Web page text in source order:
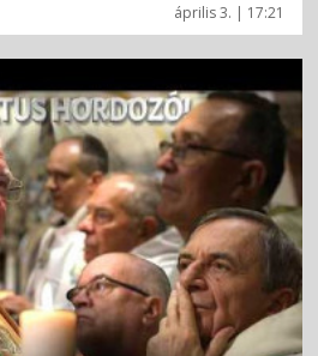
április 3. | 17:21